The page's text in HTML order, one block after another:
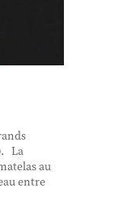
La
au
entre